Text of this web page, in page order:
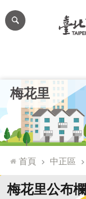
跳到主要內容區塊
網
站
台
通
臺
北
梅花里
首頁 中正區
梅花里公布欄